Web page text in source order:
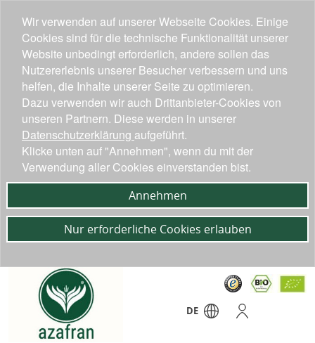
DE
Wir verwenden auf unserer Webseite Cookies. Einige
Cookies sind für die technische Funktionalität unserer
Website unbedingt erforderlich, andere sollen das
Nutzererlebnis unserer Besucher verbessern und uns
helfen, die Inhalte unserer Seite zu optimieren.
Dazu verwenden wir auch Drittanbieter-Cookies von
unseren Partnern. Diese werden in unserer
Datenschutzerklärung aufgeführt.
Klicke unten auf "Annehmen", wenn du mit der
Verwendung aller Cookies einverstanden bist.
Annehmen
Nur erforderliche Cookies erlauben